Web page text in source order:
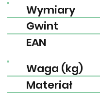
EAN
Gwint
Wymiary
Waga (kg)
Materiał